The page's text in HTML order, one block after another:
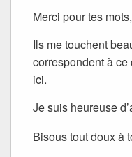
Merci pour tes
Ils me touchent
correspondent à ce
ici.
Je suis heureuse
Bisous tout doux à